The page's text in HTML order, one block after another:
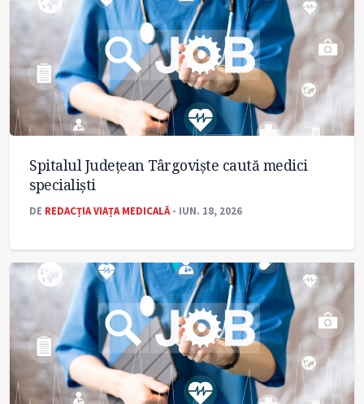
Spitalul Județean Târgoviște caută medici
specialiști
DE REDACȚIA VIAȚA MEDICALĂ- IUN. 18, 2026